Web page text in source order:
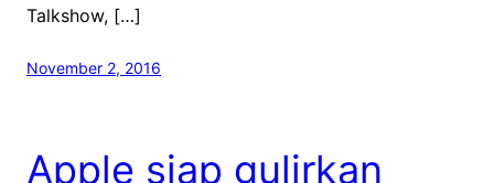
Talkshow, […]
November 2, 2016
Apple siap gulirkan